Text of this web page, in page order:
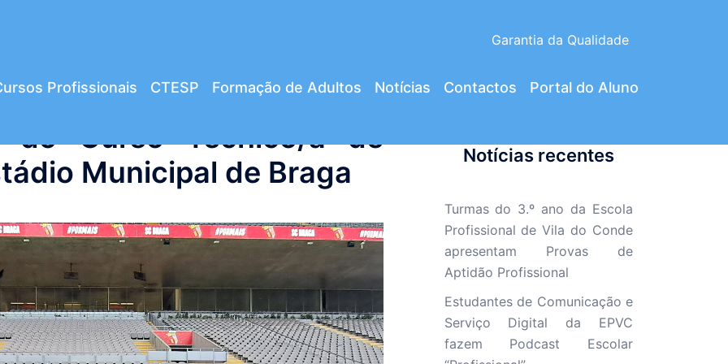
Garantia da Qualidade
Profissionais CTESP Formação de Adultos Notícias Contactos Portal do Aluno
do Curso Técnico/a de
Municipal de Braga
Notícias recentes
Turmas do 3.º ano da Escola
Profissional de Vila do Conde
apresentam Provas de
Aptidão Profissional
Estudantes de Comunicação e
Serviço Digital da EPVC
fazem Podcast Escolar